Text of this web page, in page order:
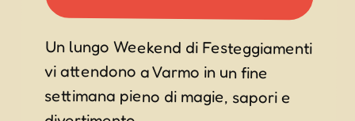
Un lungo Weekend di Festeggiamenti
vi attendono a Varmo in un fine
settimana pieno di magie, sapori e